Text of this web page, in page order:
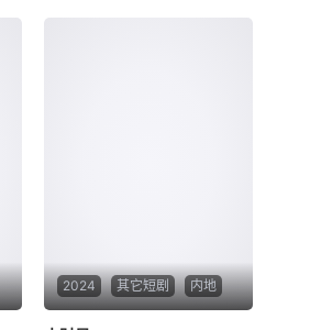
2024 其它短剧 内地